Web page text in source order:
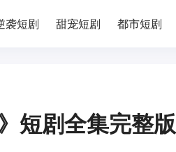
袭短剧 甜宠短剧 都市短剧
短剧全集完整版